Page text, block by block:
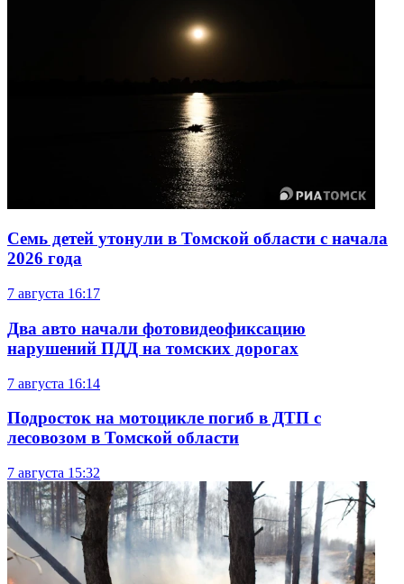
Семь детей утонули в Томской области с начала
2026 года
7 августа 16:17
Два авто начали фотовидеофиксацию
нарушений ПДД на томских дорогах
7 августа 16:14
Подросток на мотоцикле погиб в ДТП с
лесовозом в Томской области
7 августа 15:32